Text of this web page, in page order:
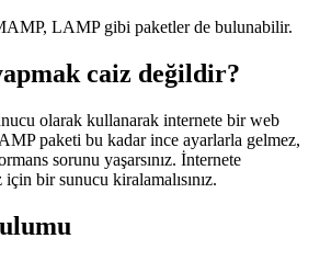
LAMP gibi paketler de bulunabilir.
caiz değildir?
olarak kullanarak internete bir web
paketi bu kadar ince ayarlarla gelmez,
sorunu yaşarsınız. İnternete
bir sunucu kiralamalısınız.